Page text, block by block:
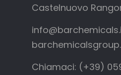
Castelnuovo
Chiamaci: (+39)